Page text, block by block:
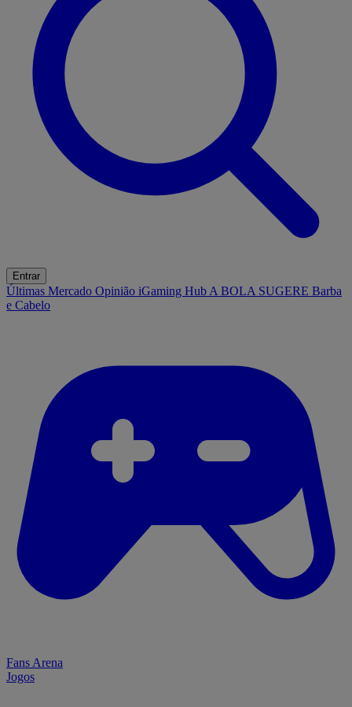
Entrar
Últimas Mercado Opinião iGaming Hub A BOLA SUGERE Barba
e Cabelo
Fans Arena
Jogos